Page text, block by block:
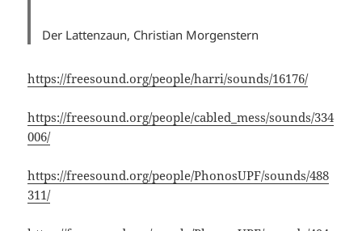
Der Lattenzaun, Christian Morgenstern
https://freesound.org/people/harri/sounds/16176/
https://freesound.org/people/cabled_mess/sounds/334
006/
https://freesound.org/people/PhonosUPF/sounds/488
311/